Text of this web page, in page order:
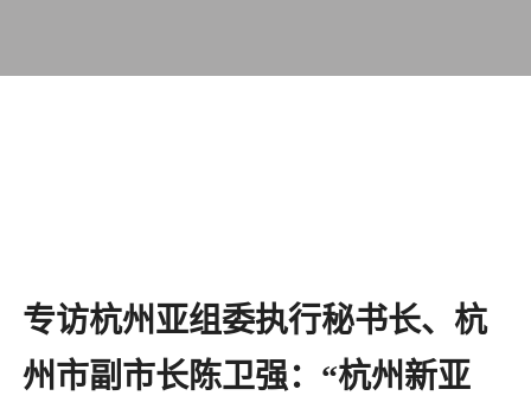
专访杭州亚组委执行秘书长、杭
州市副市长陈卫强：“杭州新亚